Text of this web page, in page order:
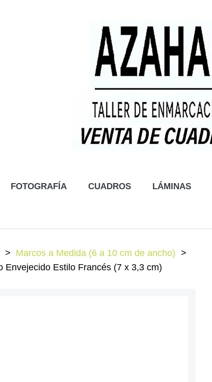
FOTOGRAFÍA CUADROS LÁMINAS
Marcos a Medida (6 a 10 cm de ancho)
Envejecido Estilo Francés (7 x 3,3 cm)